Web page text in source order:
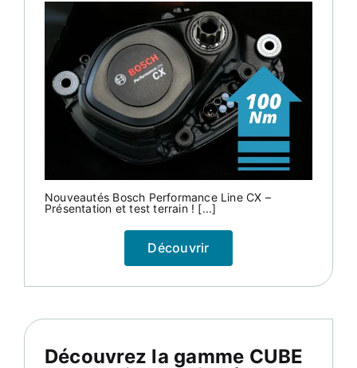
Nouveautés Bosch Performance Line CX –
Présentation et test terrain ! [...]
Découvrir
Découvrez la gamme CUBE